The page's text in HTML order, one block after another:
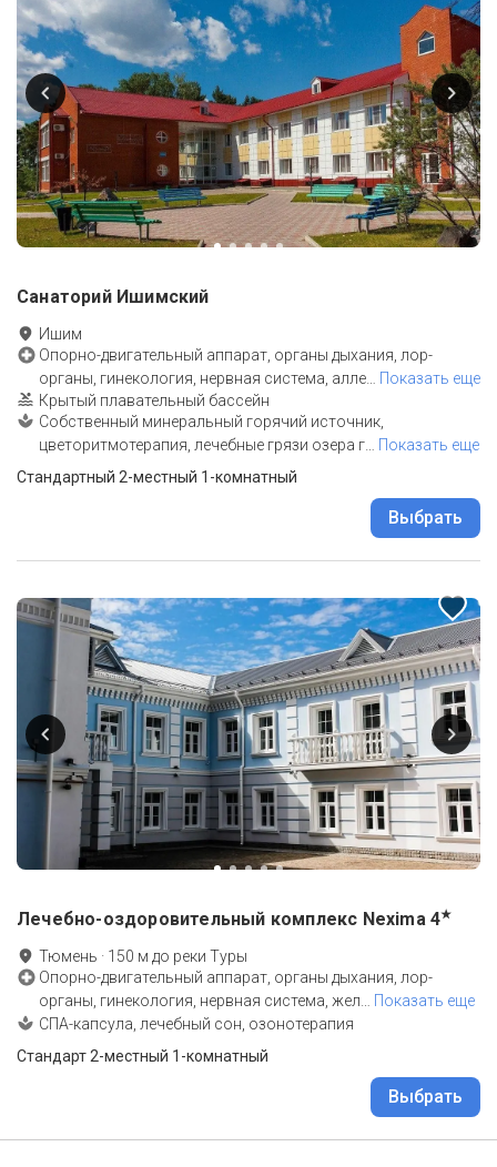
Санаторий Ишимский
Ишим
Опорно-двигательный аппарат, органы дыхания, лор-
органы, гинекология, нервная система, алле… Показать еще
Крытый плавательный бассейн
Собственный минеральный горячий источник,
цветоритмотерапия, лечебные грязи озера г… Показать еще
Стандартный 2-местный 1-комнатный
Выбрать
Лечебно-оздоровительный комплекс Nexima 4★
Тюмень · 150 м до реки Туры
Опорно-двигательный аппарат, органы дыхания, лор-
органы, гинекология, нервная система, жел
Показать еще
СПА-капсула, лечебный сон, озонотерапия
Стандарт 2-местный 1-комнатный
Выбрать